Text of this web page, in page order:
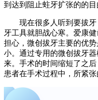
到达到阻止蛀牙扩张的的目
现在很多人听到要拔牙
牙工具就胆战心寒。爱康
担心，微创拔牙主要的优
小。通过专用的微创拔牙
来。手术的时间缩短了之
患者在手术过程中，所紧张